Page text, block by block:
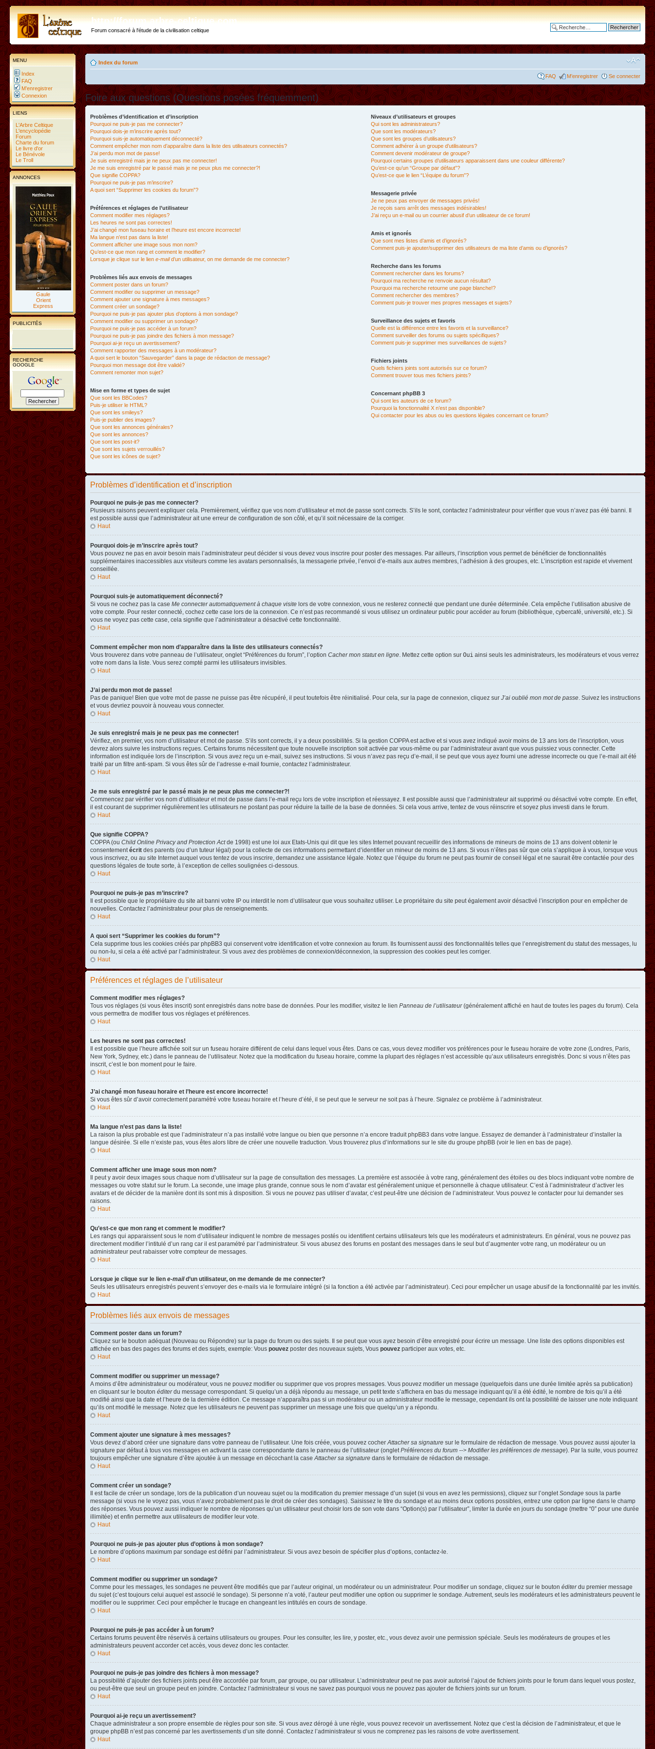
http://forum.arbre-celtique.com
Forum consacré à l'étude de la civilisation celtique
MENU
Index
FAQ
M’enregistrer
Connexion
LIENS
L'Arbre Celtique
L'encyclopédie
Forum
Charte du forum
Le livre d'or
Le Bénévole
Le Troll
ANNONCES
Gaule
Orient
Express
PUBLICITÉS
RECHERCHE
GOOGLE
Index du forum
FAQ M’enregistrer Se connecter
Foire aux questions (Questions posées fréquemment)
Problèmes d’identification et d’inscription
Pourquoi ne puis-je pas me connecter?
Pourquoi dois-je m’inscrire après tout?
Pourquoi suis-je automatiquement déconnecté?
Comment empêcher mon nom d’apparaître dans la liste des utilisateurs connectés?
J’ai perdu mon mot de passe!
Je suis enregistré mais je ne peux pas me connecter!
Je me suis enregistré par le passé mais je ne peux plus me connecter?!
Que signifie COPPA?
Pourquoi ne puis-je pas m’inscrire?
A quoi sert “Supprimer les cookies du forum”?
Préférences et réglages de l’utilisateur
Comment modifier mes réglages?
Les heures ne sont pas correctes!
J’ai changé mon fuseau horaire et l’heure est encore incorrecte!
Ma langue n’est pas dans la liste!
Comment afficher une image sous mon nom?
Qu’est-ce que mon rang et comment le modifier?
Lorsque je clique sur le lien e-maild’un utilisateur, on me demande de me connecter?
Problèmes liés aux envois de messages
Comment poster dans un forum?
Comment modifier ou supprimer un message?
Comment ajouter une signature à mes messages?
Comment créer un sondage?
Pourquoi ne puis-je pas ajouter plus d’options à mon sondage?
Comment modifier ou supprimer un sondage?
Pourquoi ne puis-je pas accéder à un forum?
Pourquoi ne puis-je pas joindre des fichiers à mon message?
Pourquoi ai-je reçu un avertissement?
Comment rapporter des messages à un modérateur?
A quoi sert le bouton “Sauvegarder” dans la page de rédaction de message?
Pourquoi mon message doit être validé?
Comment remonter mon sujet?
Mise en forme et types de sujet
Que sont les BBCodes?
Puis-je utiliser le HTML?
Que sont les smileys?
Puis-je publier des images?
Que sont les annonces générales?
Que sont les annonces?
Que sont les post-it?
Que sont les sujets verrouillés?
Que sont les icônes de sujet?
Niveaux d’utilisateurs et groupes
Qui sont les administrateurs?
Que sont les modérateurs?
Que sont les groupes d’utilisateurs?
Comment adhérer à un groupe d’utilisateurs?
Comment devenir modérateur de groupe?
Pourquoi certains groupes d’utilisateurs apparaissent dans une couleur différente?
Qu’est-ce qu’un “Groupe par défaut”?
Qu’est-ce que le lien “L’équipe du forum”?
Messagerie privée
Je ne peux pas envoyer de messages privés!
Je reçois sans arrêt des messages indésirables!
J’ai reçu un e-mail ou un courrier abusif d’un utilisateur de ce forum!
Amis et ignorés
Que sont mes listes d’amis et d’ignorés?
Comment puis-je ajouter/supprimer des utilisateurs de ma liste d’amis ou d’ignorés?
Recherche dans les forums
Comment rechercher dans les forums?
Pourquoi ma recherche ne renvoie aucun résultat?
Pourquoi ma recherche retourne une page blanche!?
Comment rechercher des membres?
Comment puis-je trouver mes propres messages et sujets?
Surveillance des sujets et favoris
Quelle est la différence entre les favoris et la surveillance?
Comment surveiller des forums ou sujets spécifiques?
Comment puis-je supprimer mes surveillances de sujets?
Fichiers joints
Quels fichiers joints sont autorisés sur ce forum?
Comment trouver tous mes fichiers joints?
Concernant phpBB 3
Qui sont les auteurs de ce forum?
Pourquoi la fonctionnalité X n’est pas disponible?
Qui contacter pour les abus ou les questions légales concernant ce forum?
Problèmes d’identification et d’inscription
Pourquoi ne puis-je pas me connecter?
Plusieurs raisons peuvent expliquer cela. Premièrement, vérifiez que vos nom d’utilisateur et mot de passe sont corrects. S’ils le sont, contactez l’administrateur pour vérifier que vous n’avez pas été banni. Il
est possible aussi que l’administrateur ait une erreur de configuration de son côté, et qu’il soit nécessaire de la corriger.
Haut
Pourquoi dois-je m’inscrire après tout?
Vous pouvez ne pas en avoir besoin mais l’administrateur peut décider si vous devez vous inscrire pour poster des messages. Par ailleurs, l’inscription vous permet de bénéficier de fonctionnalités
supplémentaires inaccessibles aux visiteurs comme les avatars personnalisés, la messagerie privée, l’envoi d’e-mails aux autres membres, l’adhésion à des groupes, etc. L’inscription est rapide et vivement
conseillée.
Haut
Pourquoi suis-je automatiquement déconnecté?
Si vous ne cochez pas la case Me connecter automatiquement à chaque visite lors de votre connexion, vous ne resterez connecté que pendant une durée déterminée. Cela empêche l’utilisation abusive de
votre compte. Pour rester connecté, cochez cette case lors de la connexion. Ce n’est pas recommandé si vous utilisez un ordinateur public pour accéder au forum (bibliothèque, cybercafé, université, etc.). Si
vous ne voyez pas cette case, cela signifie que l’administrateur a désactivé cette fonctionnalité.
Haut
Comment empêcher mon nom d’apparaître dans la liste des utilisateurs connectés?
Vous trouverez dans votre panneau de l’utilisateur, onglet “Préférences du forum”, l’option Cacher mon statut en ligne . Mettez cette option sur Oui ainsi seuls les administrateurs, les modérateurs et vous verrez
votre nom dans la liste. Vous serez compté parmi les utilisateurs invisibles.
Haut
J’ai perdu mon mot de passe!
Pas de panique! Bien que votre mot de passe ne puisse pas être récupéré, il peut toutefois être réinitialisé. Pour cela, sur la page de connexion, cliquez sur J’ai oublié mon mot de passe . Suivez les instructions
et vous devriez pouvoir à nouveau vous connecter.
Haut
Je suis enregistré mais je ne peux pas me connecter!
Vérifiez, en premier, vos nom d’utilisateur et mot de passe. S’ils sont corrects, il y a deux possibilités. Si la gestion COPPA est active et si vous avez indiqué avoir moins de 13 ans lors de l’inscription, vous
devrez alors suivre les instructions reçues. Certains forums nécessitent que toute nouvelle inscription soit activée par vous-même ou par l’administrateur avant que vous puissiez vous connecter. Cette
information est indiquée lors de l’inscription. Si vous avez reçu un e-mail, suivez ses instructions. Si vous n’avez pas reçu d’e-mail, il se peut que vous ayez fourni une adresse incorrecte ou que l’e-mail ait été
traité par un filtre anti-spam. Si vous êtes sûr de l’adresse e-mail fournie, contactez l’administrateur.
Haut
Je me suis enregistré par le passé mais je ne peux plus me connecter?!
Commencez par vérifier vos nom d’utilisateur et mot de passe dans l’e-mail reçu lors de votre inscription et réessayez. Il est possible aussi que l’administrateur ait supprimé ou désactivé votre compte. En effet,
il est courant de supprimer régulièrement les utilisateurs ne postant pas pour réduire la taille de la base de données. Si cela vous arrive, tentez de vous réinscrire et soyez plus investi dans le forum.
Haut
Que signifie COPPA?
COPPA (ou Child Online Privacy and Protection Actde 1998) est une loi aux Etats-Unis qui dit que les sites Internet pouvant recueillir des informations de mineurs de moins de 13 ans doivent obtenir le
consentement écrit des parents (ou d’un tuteur légal) pour la collecte de ces informations permettant d’identifier un mineur de moins de 13 ans. Si vous n’êtes pas sûr que cela s’applique à vous, lorsque vous
vous inscrivez, ou au site Internet auquel vous tentez de vous inscrire, demandez une assistance légale. Notez que l’équipe du forum ne peut pas fournir de conseil légal et ne saurait être contactée pour des
questions légales de toute sorte, à l’exception de celles soulignées ci-dessous.
Haut
Pourquoi ne puis-je pas m’inscrire?
Il est possible que le propriétaire du site ait banni votre IP ou interdit le nom d’utilisateur que vous souhaitez utiliser. Le propriétaire du site peut également avoir désactivé l’inscription pour en empêcher de
nouvelles. Contactez l’administrateur pour plus de renseignements.
Haut
A quoi sert “Supprimer les cookies du forum”?
Cela supprime tous les cookies créés par phpBB3 qui conservent votre identification et votre connexion au forum. Ils fournissent aussi des fonctionnalités telles que l’enregistrement du statut des messages, lu
ou non-lu, si cela a été activé par l’administrateur. Si vous avez des problèmes de connexion/déconnexion, la suppression des cookies peut les corriger.
Haut
Préférences et réglages de l’utilisateur
Comment modifier mes réglages?
Tous vos réglages (si vous êtes inscrit) sont enregistrés dans notre base de données. Pour les modifier, visitez le lien Panneau de l’utilisateur(généralement affiché en haut de toutes les pages du forum). Cela
vous permettra de modifier tous vos réglages et préférences.
Haut
Les heures ne sont pas correctes!
Il est possible que l’heure affichée soit sur un fuseau horaire différent de celui dans lequel vous êtes. Dans ce cas, vous devez modifier vos préférences pour le fuseau horaire de votre zone (Londres, Paris,
New York, Sydney, etc.) dans le panneau de l’utilisateur. Notez que la modification du fuseau horaire, comme la plupart des réglages n’est accessible qu’aux utilisateurs enregistrés. Donc si vous n’êtes pas
inscrit, c’est le bon moment pour le faire.
Haut
J’ai changé mon fuseau horaire et l’heure est encore incorrecte!
Si vous êtes sûr d’avoir correctement paramétré votre fuseau horaire et l’heure d’été, il se peut que le serveur ne soit pas à l’heure. Signalez ce problème à l’administrateur.
Haut
Ma langue n’est pas dans la liste!
La raison la plus probable est que l’administrateur n’a pas installé votre langue ou bien que personne n’a encore traduit phpBB3 dans votre langue. Essayez de demander à l’administrateur d’installer la
langue désirée. Si elle n’existe pas, vous êtes alors libre de créer une nouvelle traduction. Vous trouverez plus d’informations sur le site du groupe phpBB (voir le lien en bas de page).
Haut
Comment afficher une image sous mon nom?
Il peut y avoir deux images sous chaque nom d’utilisateur sur la page de consultation des messages. La première est associée à votre rang, généralement des étoiles ou des blocs indiquant votre nombre de
messages ou votre statut sur le forum. La seconde, une image plus grande, connue sous le nom d’avatar est généralement unique et personnelle à chaque utilisateur. C’est à l’administrateur d’activer les
avatars et de décider de la manière dont ils sont mis à disposition. Si vous ne pouvez pas utiliser d’avatar, c’est peut-être une décision de l’administrateur. Vous pouvez le contacter pour lui demander ses
raisons.
Haut
Qu’est-ce que mon rang et comment le modifier?
Les rangs qui apparaissent sous le nom d’utilisateur indiquent le nombre de messages postés ou identifient certains utilisateurs tels que les modérateurs et administrateurs. En général, vous ne pouvez pas
directement modifier l’intitulé d’un rang car il est paramétré par l’administrateur. Si vous abusez des forums en postant des messages dans le seul but d’augmenter votre rang, un modérateur ou un
administrateur peut rabaisser votre compteur de messages.
Haut
Lorsque je clique sur le lien e-maild’un utilisateur, on me demande de me connecter?
Seuls les utilisateurs enregistrés peuvent s’envoyer des e-mails via le formulaire intégré (si la fonction a été activée par l’administrateur). Ceci pour empêcher un usage abusif de la fonctionnalité par les invités.
Haut
Problèmes liés aux envois de messages
Comment poster dans un forum?
Cliquez sur le bouton adéquat (Nouveau ou Répondre) sur la page du forum ou des sujets. Il se peut que vous ayez besoin d’être enregistré pour écrire un message. Une liste des options disponibles est
affichée en bas des pages des forums et des sujets, exemple: Vous pouvez poster des nouveaux sujets, Vous pouvez participer aux votes, etc.
Haut
Comment modifier ou supprimer un message?
A moins d’être administrateur ou modérateur, vous ne pouvez modifier ou supprimer que vos propres messages. Vous pouvez modifier un message (quelquefois dans une durée limitée après sa publication)
en cliquant sur le bouton éditerdu message correspondant. Si quelqu’un a déjà répondu au message, un petit texte s’affichera en bas du message indiquant qu’il a été édité, le nombre de fois qu’il a été
modifié ainsi que la date et l’heure de la dernière édition. Ce message n’apparaîtra pas si un modérateur ou un administrateur modifie le message, cependant ils ont la possibilité de laisser une note indiquant
qu’ils ont modifié le message. Notez que les utilisateurs ne peuvent pas supprimer un message une fois que quelqu’un y a répondu.
Haut
Comment ajouter une signature à mes messages?
Vous devez d’abord créer une signature dans votre panneau de l’utilisateur. Une fois créée, vous pouvez cocher Attacher sa signature sur le formulaire de rédaction de message. Vous pouvez aussi ajouter la
signature par défaut à tous vos messages en activant la case correspondante dans le panneau de l’utilisateur (onglet Préférences du forum --> Modifier les préférences de message). Par la suite, vous pourrez
toujours empêcher une signature d’être ajoutée à un message en décochant la case Attacher sa signature dans le formulaire de rédaction de message.
Haut
Comment créer un sondage?
Il est facile de créer un sondage, lors de la publication d’un nouveau sujet ou la modification du premier message d’un sujet (si vous en avez les permissions), cliquez sur l’onglet Sondage sous la partie
message (si vous ne le voyez pas, vous n’avez probablement pas le droit de créer des sondages). Saisissez le titre du sondage et au moins deux options possibles, entrez une option par ligne dans le champ
des réponses. Vous pouvez aussi indiquer le nombre de réponses qu’un utilisateur peut choisir lors de son vote dans “Option(s) par l’utilisateur”, limiter la durée en jours du sondage (mettre “0” pour une durée
illimitée) et enfin permettre aux utilisateurs de modifier leur vote.
Haut
Pourquoi ne puis-je pas ajouter plus d’options à mon sondage?
Le nombre d’options maximum par sondage est défini par l’administrateur. Si vous avez besoin de spécifier plus d’options, contactez-le.
Haut
Comment modifier ou supprimer un sondage?
Comme pour les messages, les sondages ne peuvent être modifiés que par l’auteur original, un modérateur ou un administrateur. Pour modifier un sondage, cliquez sur le bouton éditerdu premier message
du sujet (c’est toujours celui auquel est associé le sondage). Si personne n’a voté, l’auteur peut modifier une option ou supprimer le sondage. Autrement, seuls les modérateurs et les administrateurs peuvent le
modifier ou le supprimer. Ceci pour empêcher le trucage en changeant les intitulés en cours de sondage.
Haut
Pourquoi ne puis-je pas accéder à un forum?
Certains forums peuvent être réservés à certains utilisateurs ou groupes. Pour les consulter, les lire, y poster, etc., vous devez avoir une permission spéciale. Seuls les modérateurs de groupes et les
administrateurs peuvent accorder cet accès, vous devez donc les contacter.
Haut
Pourquoi ne puis-je pas joindre des fichiers à mon message?
La possibilité d’ajouter des fichiers joints peut être accordée par forum, par groupe, ou par utilisateur. L’administrateur peut ne pas avoir autorisé l’ajout de fichiers joints pour le forum dans lequel vous postez,
ou peut-être que seul un groupe peut en joindre. Contactez l’administrateur si vous ne savez pas pourquoi vous ne pouvez pas ajouter de fichiers joints sur un forum.
Haut
Pourquoi ai-je reçu un avertissement?
Chaque administrateur a son propre ensemble de règles pour son site. Si vous avez dérogé à une règle, vous pouvez recevoir un avertissement. Notez que c’est la décision de l’administrateur, et que le
groupe phpBB n’est pas concerné par les avertissements d’un site donné. Contactez l’administrateur si vous ne comprenez pas les raisons de votre avertissement.
Haut